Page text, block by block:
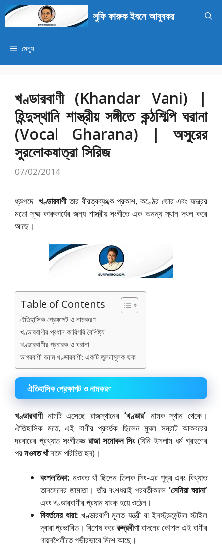
এড়িেয়
লেখায়
যান
সুফি ফারুক ইবনে আবুবকর
মেন্যু
খণ্ডারবাণী (Khandar Vani) |
হিন্দুস্থানি শাস্ত্রীয় সঙ্গীতে কন্ঠশিল্পি ঘরানা
(Vocal Gharana) | অসুরের
সুরলোকযাত্রা সিরিজ
07/02/2014
ধ্রুপদেখণ্ডারবাণীতার বীরত্বব্যঞ্জক প্রকাশ, কণ্ঠের জোর এবং যন্ত্রের
মতো সূক্ষ্ম কারুকার্যের জন্য শাস্ত্রীয় সংগীতে এক অনন্য স্থান দখল করে
আছে।
Table of Contents
ঐতিহাসিক প্রেক্ষাপট ও নামকরণ
খণ্ডারবাণীর প্রধান কারিগরি বৈশিষ্ট্য
খণ্ডারবাণীর প্রচারক ও ঘরানা
ডাগরবাণী বনাম খণ্ডারবাণী: একটি তুলনামূলক ছক
ঐতিহাসিক প্রেক্ষাপট ও নামকরণ
খণ্ডারবাণীনামটি এসেছে রাজস্থানের ‘খণ্ডার’নামক স্থান থেকে।
ঐতিহাসিক মতে, এই বাণীর প্রবর্তক ছিলেন মুঘল সম্রাট আকবরের
দরবারের প্রখ্যাত সংগীতজ্ঞ রাজা সমোকন সিং(যিনি ইসলাম ধর্ম গ্রহণের
পরনওবত খাঁনামে পরিচিত হন)।
বংশলতিকা: নওবত খাঁ ছিলেন তিলক সিং-এর পুত্র এবং বিখ্যাত
তানসেনের জামাতা। তাঁর বংশধরাই পরবর্তীকালে ‘সেনিয়া ঘরানা’
এবং খণ্ডারবাণীর প্রধান ধারক হয়ে ওঠেন।
বিবর্তনের ধারা: খণ্ডারবাণী মূলত যন্ত্রী বা ইনস্ট্রুমেন্টাল স্টাইল
দ্বারা প্রভাবিত। বিশেষ করেরুদ্রবীণাবাদনের কৌশল এই বাণীর
গায়নশৈলীতে গভীরভাবে মিশে আছে।